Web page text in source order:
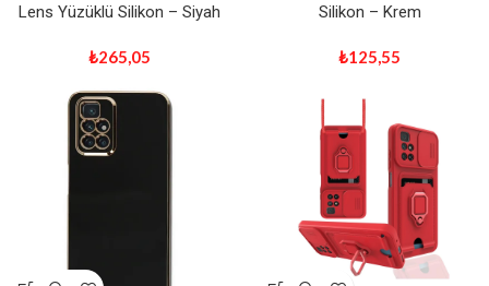
Lens Yüzüklü Silikon – Siyah
₺265,05
Silikon – Krem
₺125,55